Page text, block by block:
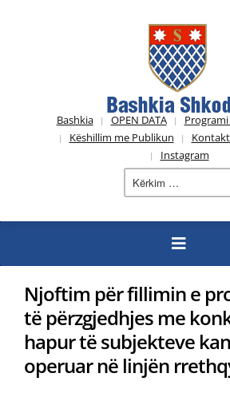
Bashkia OPEN DATA
Këshillim me Publikun
Instagram
Kërko
Njoftim për fillimin e
të përzgjedhjes me
hapur të subjekteve
operuar në linjën